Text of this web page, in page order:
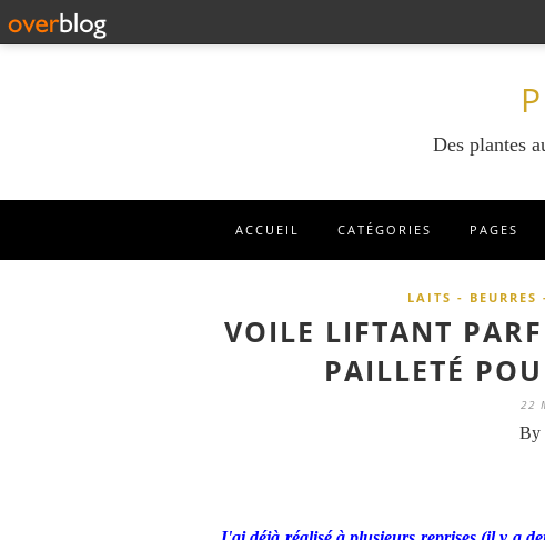
Des plantes
ACCUEIL CATÉGORIES PAGES
LAITS - BEURRES
VOILE LIFTANT
PAILLETÉ
22
By